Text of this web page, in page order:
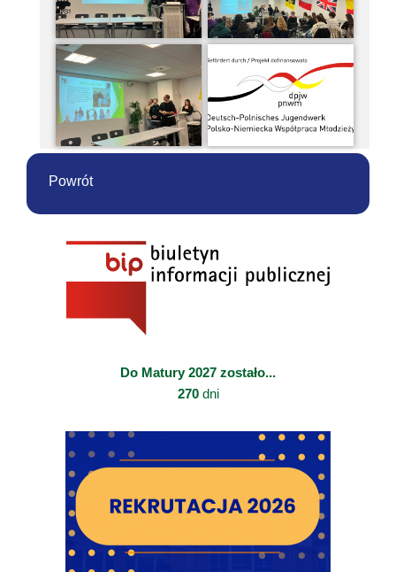
Powrót
Do Matury 2027 zostało...
270dni